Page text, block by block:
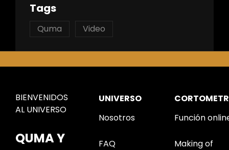
Tags
Quma Video
BIENVENIDOS
AL UNIVERSO
QUMA Y
UNIVERSO
Nosotros
FAQ
Función
Making of